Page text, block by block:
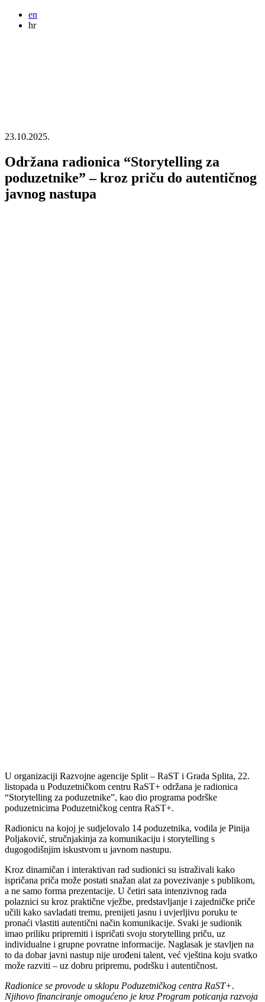
en
hr
23.10.2025.
Održana radionica “Storytelling za
poduzetnike” – kroz priču do autentičnog
javnog nastupa
U organizaciji Razvojne agencije Split – RaST i Grada Splita, 22.
listopada u Poduzetničkom centru RaST+ održana je radionica
“Storytelling za poduzetnike”, kao dio programa podrške
poduzetnicima Poduzetničkog centra RaST+.
Radionicu na kojoj je sudjelovalo 14 poduzetnika, vodila je Pinija
Poljaković, stručnjakinja za komunikaciju i storytelling s
dugogodišnjim iskustvom u javnom nastupu.
Kroz dinamičan i interaktivan rad sudionici su istraživali kako
ispričana priča može postati snažan alat za povezivanje s publikom,
a ne samo forma prezentacije. U četiri sata intenzivnog rada
polaznici su kroz praktične vježbe, predstavljanje i zajedničke priče
učili kako savladati tremu, prenijeti jasnu i uvjerljivu poruku te
pronaći vlastiti autentični način komunikacije. Svaki je sudionik
imao priliku pripremiti i ispričati svoju storytelling priču, uz
individualne i grupne povratne informacije. Naglasak je stavljen na
to da dobar javni nastup nije urođeni talent, već vještina koju svatko
može razviti – uz dobru pripremu, podršku i autentičnost.
Radionice se provode u sklopu Poduzetničkog centra RaST+.
Njihovo financiranje omogućeno je kroz Program poticanja razvoja